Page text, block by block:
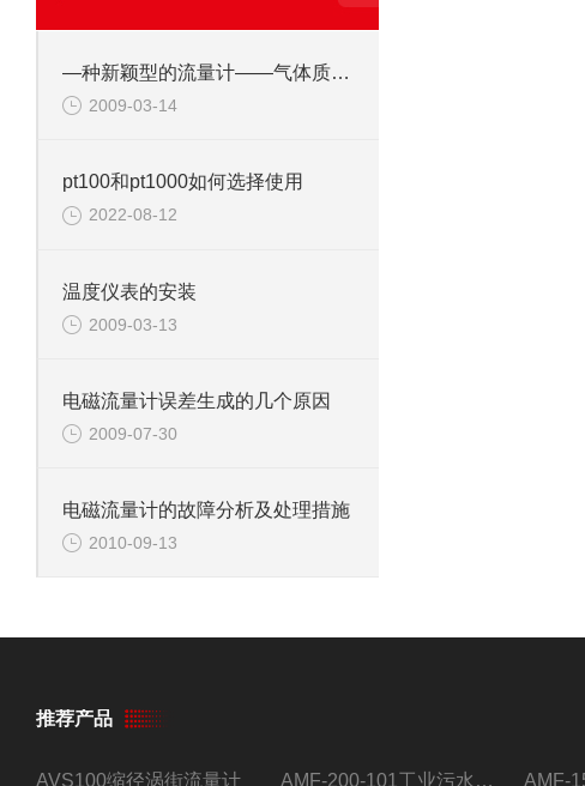
—种新颖型的流量计——气体质量流量计
2009-03-14
pt100和pt1000如何选择使用
2022-08-12
温度仪表的安装
2009-03-13
电磁流量计误差生成的几个原因
2009-07-30
电磁流量计的故障分析及处理措施
2010-09-13
推荐产品
AVS100缩径涡街流量计 AMF-200-101工业污水流量计